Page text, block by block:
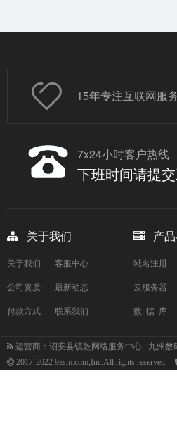
15年专注互联网服
7x24小时客户热线
下班时间请提
关于我们
关于我们
客服中心
公司资质
最新动态
付款方式
联系我们
产品
域名注册
云服务器
数 据 库
运营商：诏安县镇乾网络服务中心 九州数
2017-2022 9zsm.com,Inc.All rights reserved.